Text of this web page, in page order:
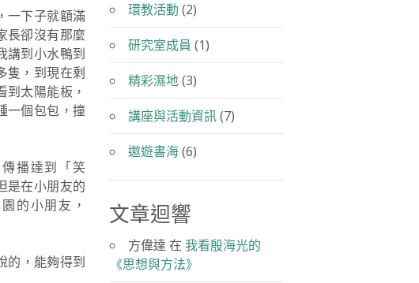
一下子就額滿
長卻沒有那麼
講到小水鴨到
隻，到現在剩
太陽能板，
一個包包，撞
播達到「笑
是在小朋友的
的小朋友，
的，能夠得到
環教活動 (2)
研究室成員 (1)
精彩濕地(3)
講座與活動資訊(7)
遨遊書海(6)
文章迴響
方偉達 在 我看殷海光的
《思想與方法》